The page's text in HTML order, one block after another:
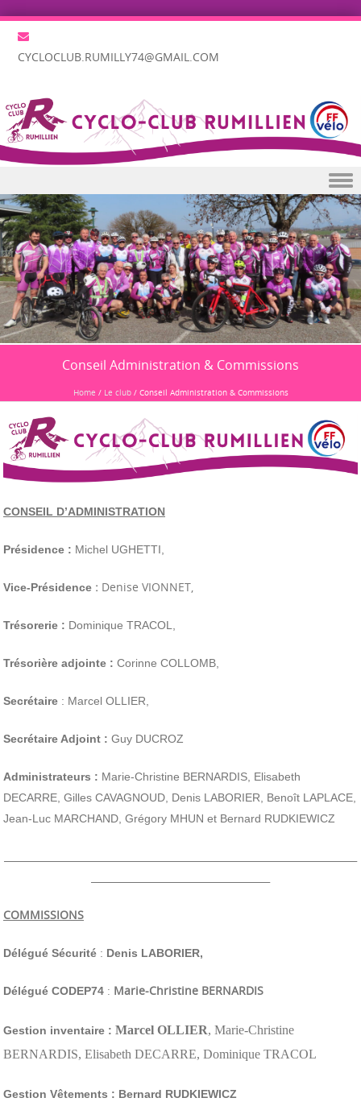
CYCLOCLUB.RUMILLY74@GMAIL.COM
Skip to content
Conseil Administration & Commissions
Home / Le club /Conseil Administration & Commissions
CONSEIL D’ADMINISTRATION
Présidence : Michel UGHETTI,
Vice-Présidence : Denise VIONNET,
Trésorerie : Dominique TRACOL,
Trésorière adjointe : Corinne COLLOMB,
Secrétaire : Marcel OLLIER,
Secrétaire Adjoint : Guy DUCROZ
Administrateurs : Marie-Christine BERNARDIS, Elisabeth
DECARRE, Gilles CAVAGNOUD, Denis LABORIER, Benoît LAPLACE,
Jean-Luc MARCHAND, Grégory MHUN et Bernard RUDKIEWICZ
COMMISSIONS
Délégué Sécurité : Denis LABORIER,
Délégué CODEP74 : Marie-Christine BERNARDIS
Gestion inventaire : Marcel OLLIER, Marie-Christine
BERNARDIS, Elisabeth DECARRE, Dominique TRACOL
Gestion Vêtements : Bernard RUDKIEWICZ